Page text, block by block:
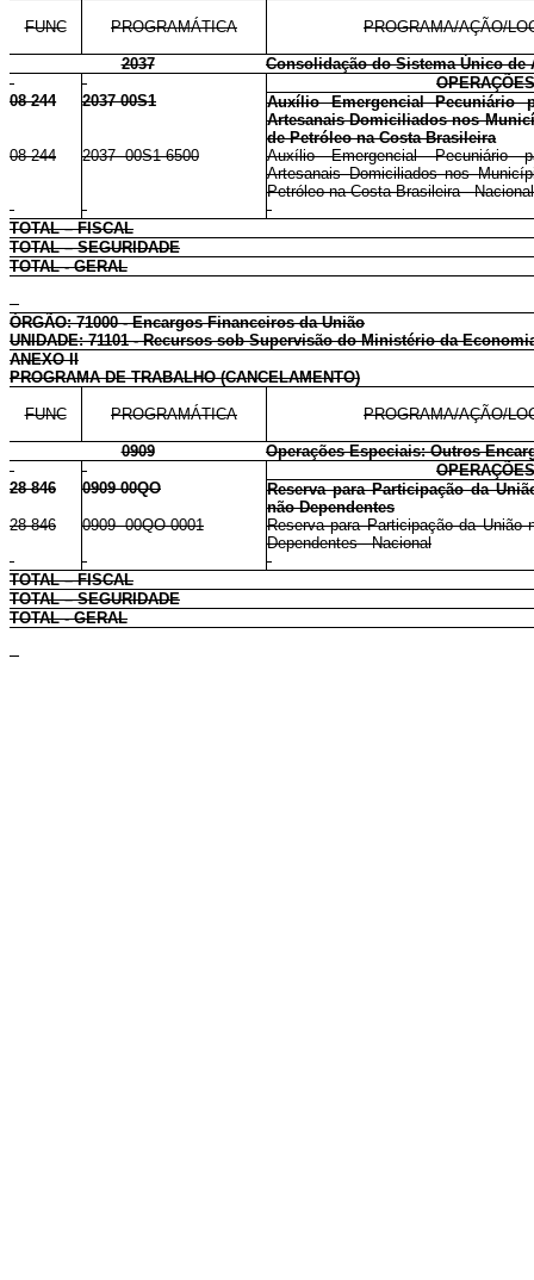
FUNC PROGRAMÁTICA PROGRAMA/AÇÃO/
2037
Consolidação do Sistema Único de
08 244
2037 00S1
Auxílio Emergencial Pecuniário
Artesanais Domiciliados nos
de Petróleo na Costa Brasileira
08 244
2037 00S1 6500
Auxílio Emergencial Pecuniário
Artesanais Domiciliados nos
Petróleo na Costa Brasileira -
TOTAL – FISCAL
TOTAL – SEGURIDADE
TOTAL - GERAL
ÓRGÃO: 71000 - Encargos Financeiros da União
UNIDADE: 71101 - Recursos sob Supervisão do Ministério da
ANEXO II
PROGRAMA DE TRABALHO (CANCELAMENTO)
FUNC PROGRAMÁTICA PROGRAMA/AÇÃO/
0909
Operações Especiais: Outros
28 846
0909 00QO
Reserva para Participação da
não Dependentes
28 846
0909 00QO 0001
Reserva para Participação da União
Dependentes - Nacional
TOTAL – FISCAL
TOTAL – SEGURIDADE
TOTAL - GERAL